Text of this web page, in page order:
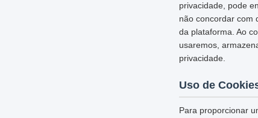
privacidade, pode
não concordar com
da plataforma. Ao
usaremos,
privacidade.
Uso de
Para proporcionar